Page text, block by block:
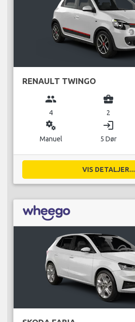
RENAULT TWINGO
group
4
business_center
2
miscellaneous_services
Manuel
login
5 Dør
VIS DETALJER...